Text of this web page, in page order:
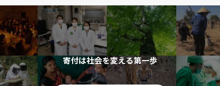
寄付は社会を変える第一歩